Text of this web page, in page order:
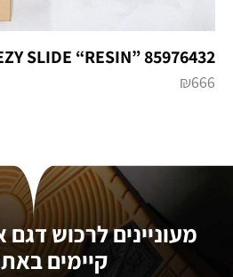
SLIDE “RESIN” 85976432
₪666
מעוניינים לרכוש
קיימים